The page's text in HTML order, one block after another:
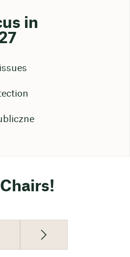
in